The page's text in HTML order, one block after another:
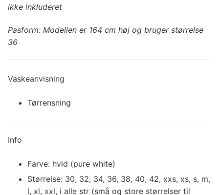
ikke inkluderet
Pasform: Modellen er 164 cm høj og bruger størrelse
36
Vaskeanvisning
Tørrensning
Info
Farve: hvid (pure white)
Størrelse: 30, 32, 34, 36, 38, 40, 42, xxs, xs, s, m,
l, xl, xxl, i alle str (små og store størrelser til